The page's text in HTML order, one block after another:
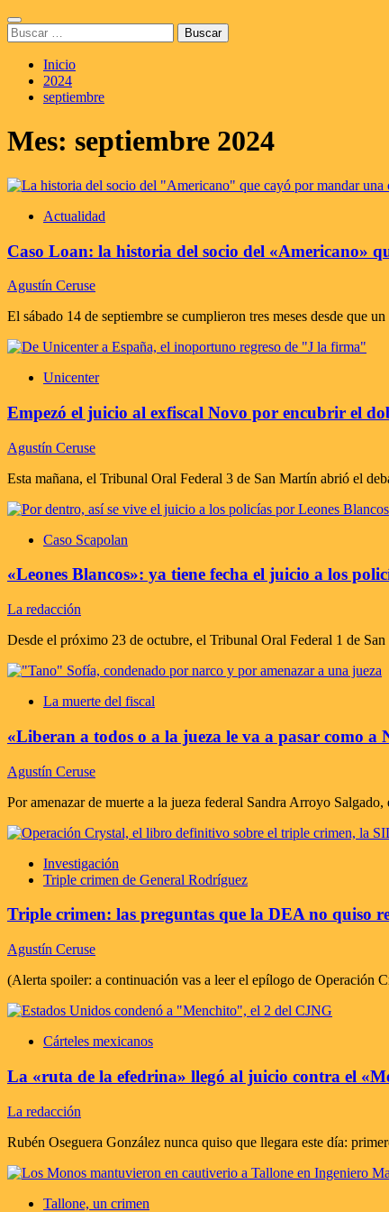
Saltar
al
contenido
Menú
principal
Buscar:
Inicio
2024
septiembre
Mes: septiembre 2024
Actualidad
Caso Loan: la historia del socio del «Americano»
Agustín Ceruse
El sábado 14 de septiembre se cumplieron tres meses desde que
Unicenter
Empezó el juicio al exfiscal Novo por encubrir el
Agustín Ceruse
Esta mañana, el Tribunal Oral Federal 3 de San Martín abrió el
Caso Scapolan
«Leones Blancos»: ya tiene fecha el juicio a los
La redacción
Desde el próximo 23 de octubre, el Tribunal Oral Federal 1 de
La muerte del fiscal
«Liberan a todos o a la jueza le va a pasar como
Agustín Ceruse
Por amenazar de muerte a la jueza federal Sandra Arroyo
Investigación
Triple crimen de General Rodríguez
Triple crimen: las preguntas que la DEA no quiso
Agustín Ceruse
(Alerta spoiler: a continuación vas a leer el epílogo de Operación
Cárteles mexicanos
La «ruta de la efedrina» llegó al juicio contra el
La redacción
Rubén Oseguera González nunca quiso que llegara este día:
Tallone, un crimen